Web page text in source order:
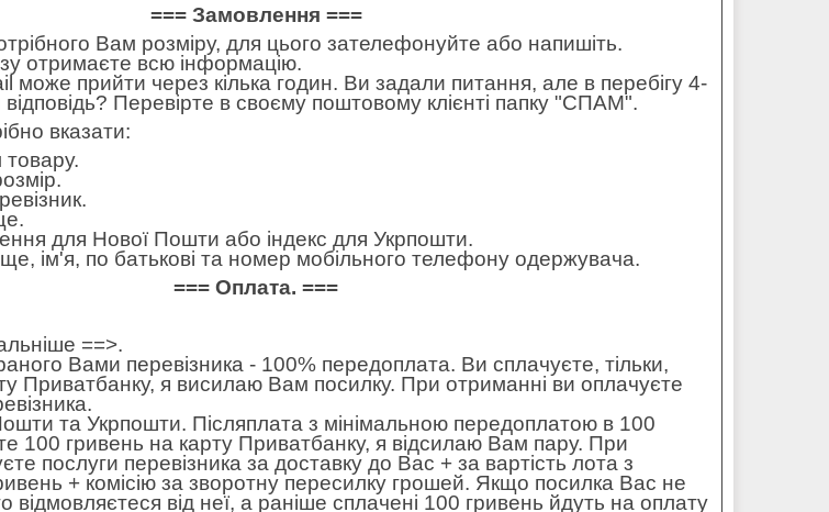
=== Замовлення ===
Вам розміру, для цього зателефонуйте або напишіть.
отримаєте всю інформацію.
може прийти через кілька годин. Ви задали питання, але в перебігу 4-
Перевірте в своєму поштовому клієнті папку "СПАМ".
вказати:
товару.
для Нової Пошти або індекс для Укрпошти.
ім'я, по батькові та номер мобільного телефону одержувача.
=== Оплата. ===
==>.
Вами перевізника - 100% передоплата. Ви сплачуєте, тільки,
Приватбанку, я висилаю Вам посилку. При отриманні ви оплачуєте
та Укрпошти. Післяплата з мінімальною передоплатою в 100
100 гривень на карту Приватбанку, я відсилаю Вам пару. При
послуги перевізника за доставку до Вас + за вартість лота з
+ комісію за зворотну пересилку грошей. Якщо посилка Вас не
відмовляєтеся від неї, а раніше сплачені 100 гривень йдуть на оплату